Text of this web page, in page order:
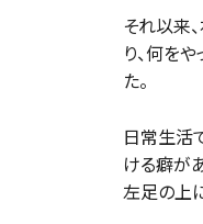
それ以来
り、何を
た。
日常生活
ける癖が
左足の上